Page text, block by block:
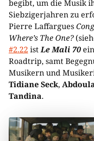
begibt, um die Musik
Siebzigerjahren zu
Pierre Laffargues
Where’s The One?
#2.22 istLe Mali 70
Roadtrip, samt
Musikern und
Tidiane Seck,
Tandina.